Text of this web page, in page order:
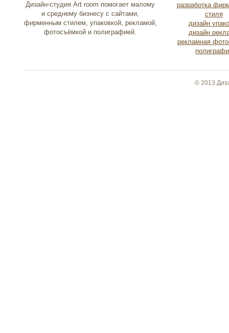
Дизайн-студия Art room помогает малому
и среднему бизнесу с сайтами,
фирменным стилем, упаковкой, рекламой,
фотосъёмкой и полиграфией.
разработка
стиля
дизайн
дизайн
рекламная
© 2013